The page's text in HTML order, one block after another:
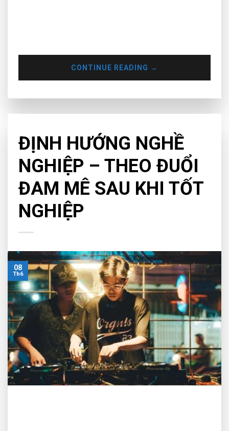
CONTINUE READING →
ĐỊNH HƯỚNG NGHỀ
NGHIỆP – THEO ĐUỔI
ĐAM MÊ SAU KHI TỐT
NGHIỆP
08
Th6